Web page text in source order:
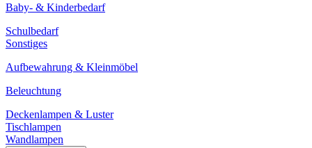
Baby- & Kinderbedarf
Schulbedarf
Sonstiges
Aufbewahrung & Kleinmöbel
Beleuchtung
Deckenlampen & Luster
Tischlampen
Wandlampen